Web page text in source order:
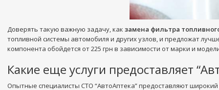
Доверять такую важную задачу, как замена фильтра
топливной системы автомобиля и других узлов, и предложат
компонента обойдется от 225 грн в зависимости от марки и
Какие еще услуги предоставляет
Опытные специалисты СТО “АвтоАптека” предоставляют широкий